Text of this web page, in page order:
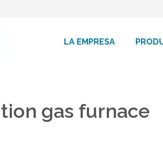
LA EMPRESA
gas furnace